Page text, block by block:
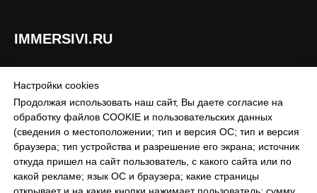
IMMERSIVI.RU
© 2025 IMMERSIVI.RU
Настройки cookies
Продолжая использовать наш сайт, Вы даете согласие на
обработку файлов COOKIE и пользовательских данных
(сведения о местоположении; тип и версия ОС; тип и версия
браузера; тип устройства и разрешение его экрана; источник
откуда пришел на сайт пользователь, с какого сайта или по
какой рекламе; язык ОС и браузера; какие страницы